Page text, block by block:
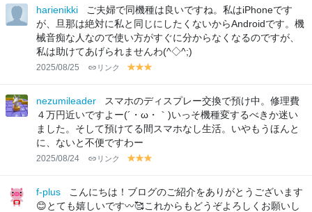
lo
w
lo
w
lo
w
harienikki
ご夫婦で同機種は良いですね。私はiPhoneです
が、旦那は絶対に私と同じにしたくないからAndroidです。機
械音痴な人なので使い方がすぐに分からなくなるのですが、
私は助けてあげられませんわ(^◇^;)
2025/08/25 リンク
y
lo
w
y
lo
w
lo
w
nezumileader
スマホのディスプレー交換で預け中。修理費
４万円近いですよー(´・ω・｀)いっそ機種変するべきか迷い
ました。そして預けてる間スマホなし生活。いやもうほんと
に、ないと不便ですわー
2025/08/24 リンク
y
lo
w
y
lo
w
lo
w
f-plus
こんにちは！ブログのご紹介をありがとうございます
😊とても嬉しいです〰︎🥰これからもどうぞよろしくお願いし